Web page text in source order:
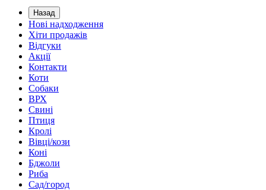
Назад
Нові надходження
Хіти продажів
Відгуки
Акції
Контакти
Коти
Собаки
ВРХ
Свині
Птиця
Кролі
Вівці/кози
Коні
Бджоли
Риба
Сад/город